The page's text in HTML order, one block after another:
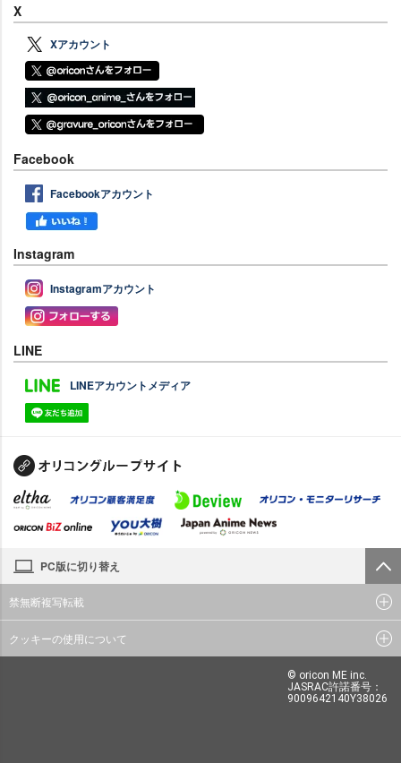
X
Xアカウント
Facebook
Facebookアカウント
Instagram
Instagramアカウント
LINE
LINEアカウントメディア
PC版に切り替え
禁無断複写転載
クッキーの使用について
© oricon ME inc.
JASRAC許諾番号：
9009642140Y38026